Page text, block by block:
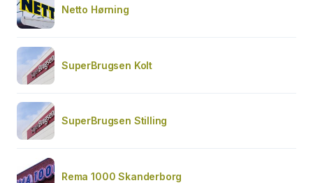
Netto Hørning
SuperBrugsen Kolt
SuperBrugsen Stilling
Rema 1000 Skanderborg